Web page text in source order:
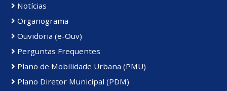
Notícias
Organograma
Ouvidoria (e-Ouv)
Perguntas Frequentes
Plano de Mobilidade Urbana (PMU)
Plano Diretor Municipal (PDM)